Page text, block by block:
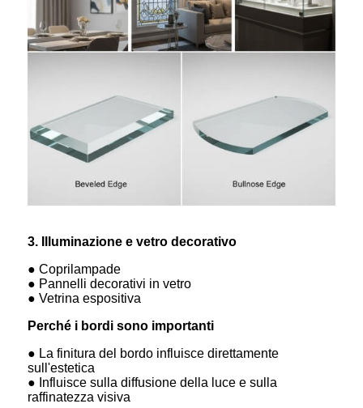
3. Illuminazione e vetro decorativo
● Coprilampade
● Pannelli decorativi in ​​vetro
● Vetrina espositiva
Perché i bordi sono importanti
● La finitura del bordo influisce direttamente
sull'estetica
● Influisce sulla diffusione della luce e sulla
raffinatezza visiva